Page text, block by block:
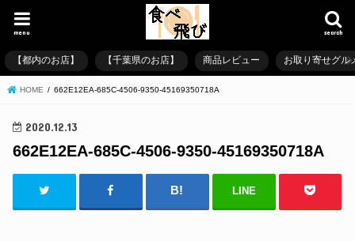
search
menu
【都内のお店】 【千葉県のお店】 商品レビュー お取り寄せグル
HOME 662E12EA-685C-4506-9350-45169350718A
2020.12.13
662E12EA-685C-4506-9350-45169350718A
LINE